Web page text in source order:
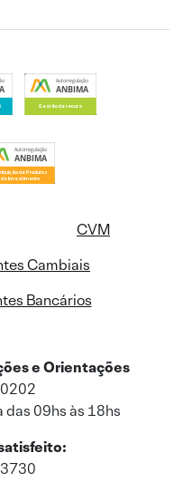
CVM
Cambiais
Bancários
e Orientações
das 09hs às 18hs